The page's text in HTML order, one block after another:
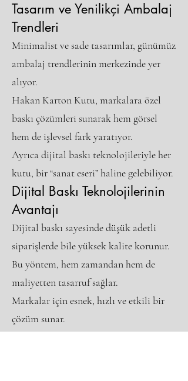
Tasarım ve Yenilikçi Ambalaj
Trendleri
Minimalist ve sade tasarımlar, günümüz
ambalaj trendlerinin merkezinde yer
alıyor.
Hakan Karton Kutu, markalara özel
baskı çözümleri sunarak hem görsel
hem de işlevsel fark yaratıyor.
Ayrıca dijital baskı teknolojileriyle her
kutu, bir “sanat eseri” haline gelebiliyor.
Dijital Baskı Teknolojilerinin
Avantajı
Dijital baskı sayesinde düşük adetli
siparişlerde bile yüksek kalite korunur.
Bu yöntem, hem zamandan hem de
maliyetten tasarruf sağlar.
Markalar için esnek, hızlı ve etkili bir
çözüm sunar.